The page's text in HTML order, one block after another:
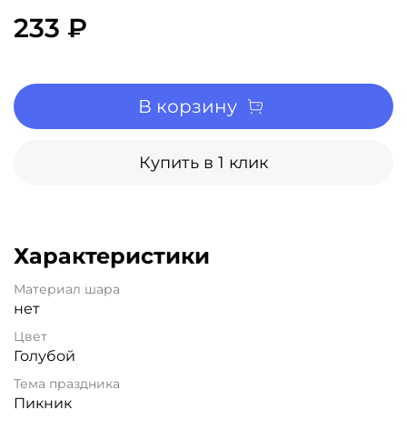
233 ₽
В корзину
Купить в 1 клик
Характеристики
Материал шара
нет
Цвет
Голубой
Тема праздника
Пикник